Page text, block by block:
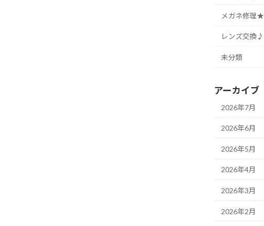
メガネ修理★
レンズ交換♪
未分類
アーカイブ
2026年7月
2026年6月
2026年5月
2026年4月
2026年3月
2026年2月